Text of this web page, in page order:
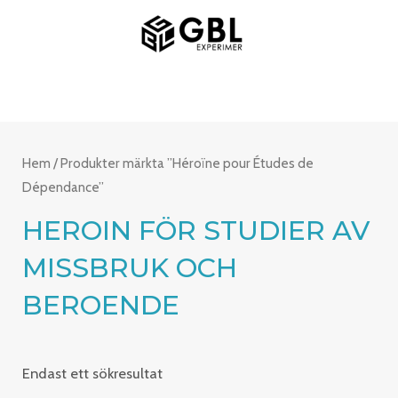
HUVUDMENY
Hem / Produkter märkta ”Héroïne pour Études de
Dépendance”
HEROIN FÖR STUDIER AV
MISSBRUK OCH
BEROENDE
Endast ett sökresultat